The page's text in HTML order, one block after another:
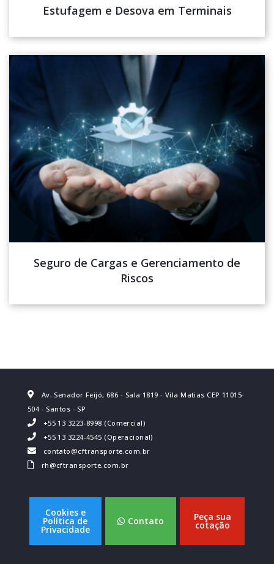
Estufagem e Desova em Terminais
Seguro de Cargas e Gerenciamento de
Riscos
Av. Senador Feijó, 686 - Sala 1819 - Vila Matias CEP 11015-
504 - Santos - SP
+55 13 3223-8998 (Comercial)
+55 13 3224-4545 (Operacional)
contato@cftransporte.com.br
rh@cftransporte.com.br
Cookies e
Política de
Privacidade
Contato Peça sua
cotação